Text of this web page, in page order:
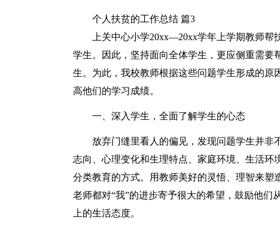
个人扶贫的工作总结 篇3
上关中心小学20xx—20xx学年上学期教师
学生。因此，坚持面向全体学生，更应侧重需
生。为此，我校教师根据这些问题学生形成的
高他们的学习成绩。
一、深入学生，全面了解学生的心态
放弃门缝里看人的偏见，发现问题学生并非
志向、心理变化和生理特点、家庭环境、生活环
分类教育的方式。用教师美好的灵悟、理智来
老师都对“我”的进步寄予很大的希望，鼓励他们
上的生活态度。